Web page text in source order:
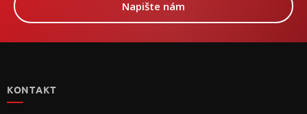
Napište nám
KONTAKT